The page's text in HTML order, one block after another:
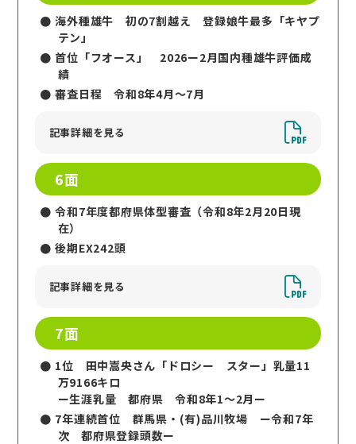
海外種雄牛 初の7割越え 登録娘牛最多「キヤプ
テン」
首位「フオース」 2026ー2月国内種雄牛評価成
績
審査日程 令和8年4月～7月
記事詳細を見る
6面
令和7年度都府県体型審査（令和8年2月20日現
在）
後期EX242頭
記事詳細を見る
7面
1位 田中嵩央さん「ドロシー スター」乳量11
万9166キロ
ー生涯乳量 都府県 令和8年1～2月ー
7年連続首位 群馬県・(有)品川牧場 ー令和7年
次 都府県登録頭数ー